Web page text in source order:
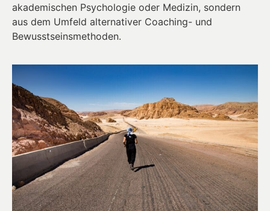
akademischen Psychologie oder Medizin, sondern
aus dem Umfeld alternativer Coaching- und
Bewusstseinsmethoden.